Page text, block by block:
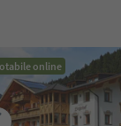
online